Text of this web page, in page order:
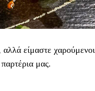
είμαστε χαρούμενοι
μας.